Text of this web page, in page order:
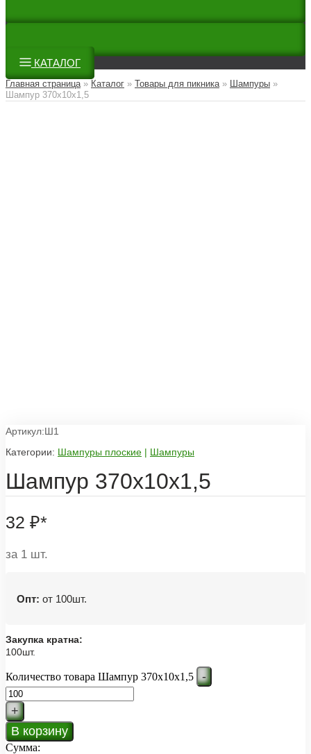
КАТАЛОГ
Главная страница» Каталог » Товары для пикника» Шампуры »
Шампур 370х10х1,5
Артикул:Ш1
Категории: Шампуры плоские | Шампуры
Шампур 370х10х1,5
32 ₽*
за 1 шт.
Опт: от 100шт.
Закупка кратна:
100шт.
Количество товара Шампур 370х10х1,5 -
+
В корзину
Сумма: